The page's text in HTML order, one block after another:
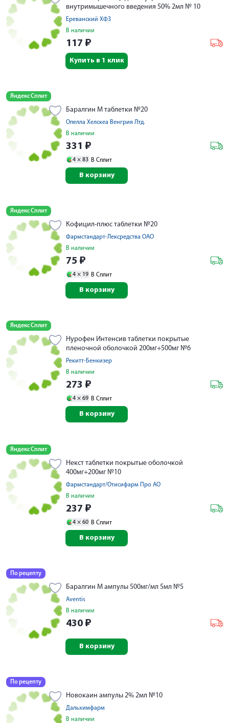
внутримышечного введения 50% 2мл № 10
Ереванский ХФЗ
В наличии
117 ₽
Купить в 1 клик
Яндекс Сплит
Баралгин М таблетки №20
Опелла Хелскеа Венгрия Лтд.
В наличии
331 ₽
4 × 83 В Сплит
В корзину
Яндекс Сплит
Кофицил-плюс таблетки №20
Фармстандарт-Лексредства ОАО
В наличии
75 ₽
4 × 19 В Сплит
В корзину
Яндекс Сплит
Нурофен Интенсив таблетки покрытые
пленочной оболочкой 200мг+500мг №6
Рекитт-Бенкизер
В наличии
273 ₽
4 × 69 В Сплит
В корзину
Яндекс Сплит
Некст таблетки покрытые оболочкой
400мг+200мг №10
Фармстандарт/Отисифарм Про АО
В наличии
237 ₽
4 × 60 В Сплит
В корзину
По рецепту
Баралгин М ампулы 500мг/мл 5мл №5
Aventis
В наличии
430 ₽
В корзину
По рецепту
Новокаин ампулы 2% 2мл №10
Дальхимфарм
В наличии